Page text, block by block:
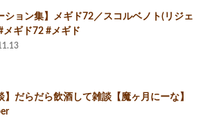
ション集】メギド72／スコルベノト(リジェ
ギド72 #メギド
】だらだら飲酒して雑談【魔ヶ月にーな】